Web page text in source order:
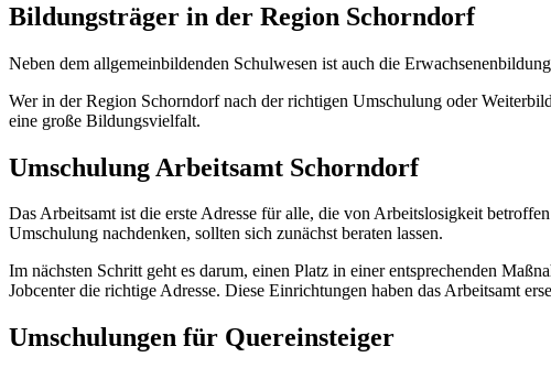
Bildungsträger in der Region Schorndorf
Neben dem allgemeinbildenden Schulwesen ist auch die
Wer in der Region Schorndorf nach der richtigen Umschulung oder
eine große Bildungsvielfalt.
Umschulung Arbeitsamt Schorndorf
Das Arbeitsamt ist die erste Adresse für alle, die von Arbeitslosigkeit
Umschulung nachdenken, sollten sich zunächst beraten lassen.
Im nächsten Schritt geht es darum, einen Platz in einer entsprechenden
Jobcenter die richtige Adresse. Diese Einrichtungen haben das Arbeitsamt
Umschulungen für Quereinsteiger